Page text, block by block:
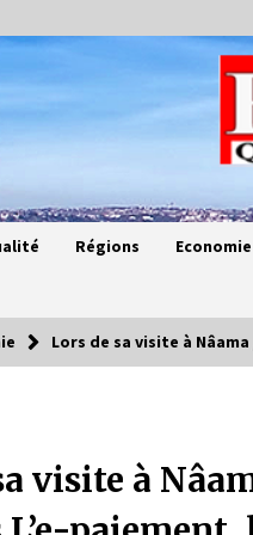
Régions Economie
chez nous
4 ans ago
Lors de sa visite à
visite à